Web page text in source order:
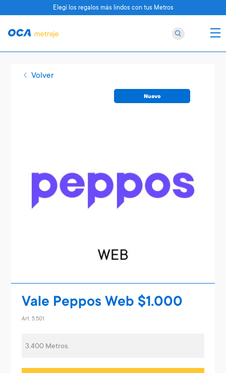
Volver
Nuevo
Vale Peppos Web $1.000
Art. 5.501
3.400 Metros.
Elegí los regalos más lindos con tus Metros